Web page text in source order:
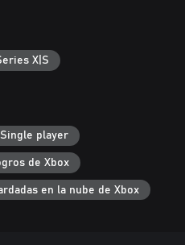
X|S
Single player
de Xbox
en la nube de Xbox